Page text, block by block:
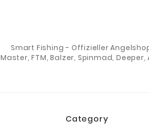
Smart Fishing - Offizieller
Master, FTM, Balzer, Spinmad,
Category